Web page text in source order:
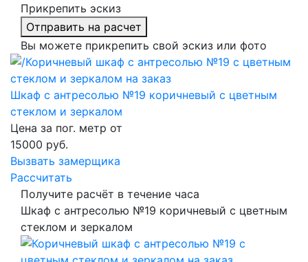
Прикрепить эскиз
Отправить на расчет
Вы можете прикрепить свой эскиз или фото
Шкаф с антресолью №19 коричневый с цветным
стеклом и зеркалом
Цена за пог. метр от
15000 руб.
Вызвать замерщика
Рассчитать
Получите расчёт в течение часа
Шкаф с антресолью №19 коричневый с цветным
стеклом и зеркалом